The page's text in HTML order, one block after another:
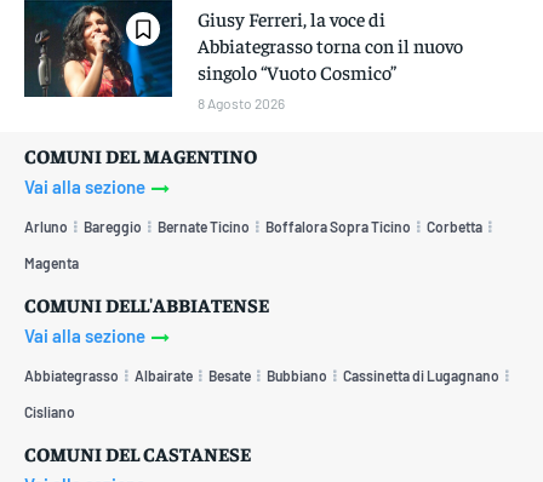
Giusy Ferreri, la voce di
Abbiategrasso torna con il nuovo
singolo “Vuoto Cosmico”
8 Agosto 2026
COMUNI DEL MAGENTINO
Vai alla sezione
Arluno Bareggio Bernate Ticino Boffalora Sopra Ticino Corbetta
Magenta
COMUNI DELL'ABBIATENSE
Vai alla sezione
Abbiategrasso Albairate Besate Bubbiano Cassinetta di Lugagnano
Cisliano
COMUNI DEL CASTANESE